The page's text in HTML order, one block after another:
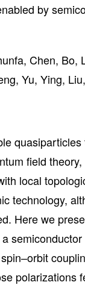
by
Chen, Bo,
Yu, Ying,
field
local
technology,
Here we
polarizations